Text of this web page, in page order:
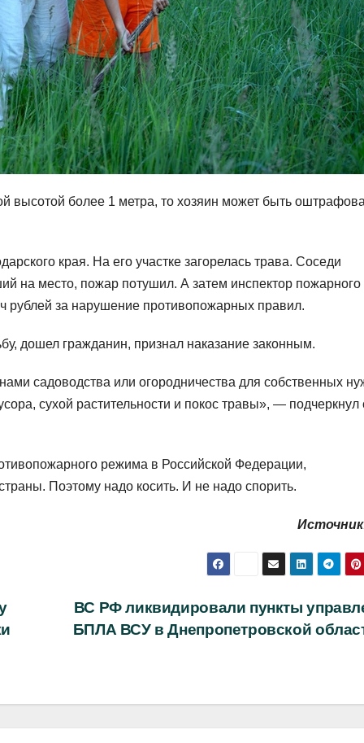
высотой более 1 метра, то хозяин может быть
края. На его участке загорелась трава. Соседи
на место, пожар потушил. А затем инспектор пожарного
рублей за нарушение противопожарных правил.
дошел гражданин, признал наказание законным.
садоводства или огородничества для собственных
сухой растительности и покос травы», — подчеркнул
режима в Российской Федерации,
Поэтому надо косить. И не надо спорить.
ВС РФ ликвидировали пункты
БПЛА ВСУ в Днепропетровской